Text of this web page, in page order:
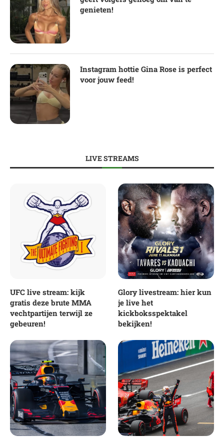
genieten!
Instagram hottie Gina Rose is perfect
voor jouw feed!
LIVE STREAMS
UFC live stream: kijk
gratis deze brute MMA
vechtpartijen terwijl ze
gebeuren!
Glory livestream: hier kun
je live het
kickboksspektakel
bekijken!